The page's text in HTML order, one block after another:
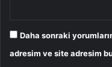
Daha sonraki
adresim ve site adresim